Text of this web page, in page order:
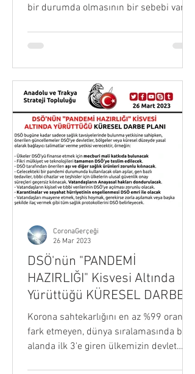
bir durumda olmasının bir sebebi var.
DSÖ'nün "PANDEMİ
HAZIRLIĞI" Kisvesi Altında
Yürüttüğü KÜRESEL DARBE
PLANI
Korona sahtekarlığını en az %99 oranla
fark etmeyen, dünya sıralamasında bu
alanda ilk 3'e giren ülkemizin devlet
CoronaGerçeği
26 Mar 2023